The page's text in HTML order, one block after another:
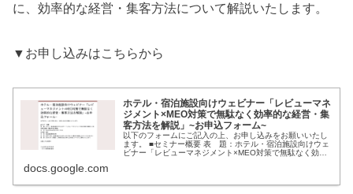
に、効率的な経営・集客方法について解説いたします。
▼お申し込みはこちらから
ホテル・宿泊施設向けウェビナー「レビューマネ
ジメント×MEO対策で無駄なく効率的な経営・集
客方法を解説」~お申込フォーム~
以下のフォームにご記入の上、お申し込みをお願いいたし
ます。 ■セミナー概要 表 題：ホテル・宿泊施設向けウェ
ビナー「レビューマネジメント×MEO対策で無駄なく効率
docs.google.com